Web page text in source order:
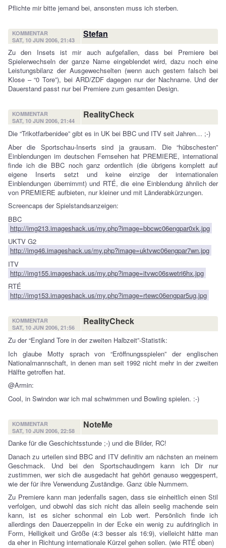
Pflichte mir bitte jemand bei, ansonsten muss ich sterben.
KOMMENTAR
SAT, 10 JUN 2006, 21:43
Stefan
Zu den Insets ist mir auch aufgefallen, dass bei Premiere bei
Spielerwechseln der ganze Name eingeblendet wird, dazu noch eine
Leistungsbilanz der Ausgewechselten (wenn auch gestern falsch bei
Klose – “0 Tore”), bei ARD/ZDF dagegen nur der Nachname. Und der
Dauerstand passt nur bei Premiere zum gesamten Design.
KOMMENTAR
SAT, 10 JUN 2006, 21:44
RealityCheck
Die “Trikotfarbenidee” gibt es in UK bei BBC und ITV seit Jahren… ;-)
Aber die Sportschau-Inserts sind ja grausam. Die “hübschesten”
Einblendungen im deutschen Fernsehen hat PREMIERE, international
finde ich die BBC noch ganz ordentlich (die übrigens komplett auf
eigene Inserts setzt und keine einzige der internationalen
Einblendungen übernimmt) und RTÉ, die eine Einblendung ähnlich der
von PREMIERE aufbieten, nur kleiner und mit Länderabkürzungen.
Screencaps der Spielstandsanzeigen:
BBC
http://img213.imageshack.us/my.php?image=bbcwc06engpar0xk.jpg
UKTV G2
http://img46.imageshack.us/my.php?image=uktvwc06engpar7wn.jpg
ITV
http://img155.imageshack.us/my.php?image=itvwc06swetri6hx.jpg
RTÉ
http://img153.imageshack.us/my.php?image=rtewc06engpar5ug.jpg
KOMMENTAR
SAT, 10 JUN 2006, 21:56
RealityCheck
Zu der “England Tore in der zweiten Halbzeit”-Statistik:
Ich glaube Motty sprach von “Eröffnungsspielen” der englischen
Nationalmannschaft, in denen man seit 1992 nicht mehr in der zweiten
Hälfte getroffen hat.
@Armin:
Cool, in Swindon war ich mal schwimmen und Bowling spielen. :-)
KOMMENTAR
SAT, 10 JUN 2006, 22:58
NoteMe
Danke für die Geschichtsstunde ;-) und die Bilder, RC!
Danach zu urteilen sind BBC and ITV definitiv am nächsten an meinem
Geschmack. Und bei den Sportschaudingern kann ich Dir nur
zustimmen, wer sich die ausgedacht hat gehört genauso weggesperrt,
wie der für ihre Verwendung Zuständige. Ganz üble Nummern.
Zu Premiere kann man jedenfalls sagen, dass sie einheitlich einen Stil
verfolgen, und obwohl das sich nicht das allein seelig machende sein
kann, ist es sicher schonmal ein Lob wert. Persönlich finde ich
allerdings den Dauerzeppelin in der Ecke ein wenig zu aufdringlich in
Form, Helligkeit und Größe (4:3 besser als 16:9), vielleicht hätte man
da eher in Richtung internationale Kürzel gehen sollen. (wie RTÉ oben)